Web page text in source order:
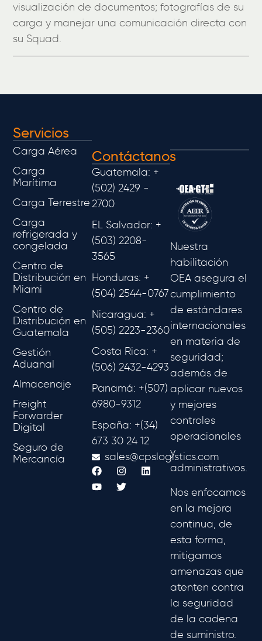
visualización de documentos; fotografías de su
carga y manejar una comunicación directa con
su Squad.
Servicios
Carga Aérea
Carga
Marítima
Carga Terrestre
Carga
refrigerada y
congelada
Centro de
Distribución en
Miami
Centro de
Distribución en
Guatemala
Gestión
Aduanal
Almacenaje
Freight
Forwarder
Digital
Seguro de
Mercancía
Contáctanos
Guatemala: +
(502) 2429 -
2700
EL Salvador: +
(503) 2208-
3565
Honduras: +
(504) 2544-0767
Nicaragua: +
(505) 2223-2360
Costa Rica: +
(506) 2432-4293
Panamá: +(507)
6980-9312
España: +(34)
673 30 24 12
sales@cpslogistics.com
Nuestra
habilitación
OEA asegura el
cumplimiento
de estándares
internacionales
en materia de
seguridad;
además de
aplicar nuevos
y mejores
controles
operacionales
y
administrativos.
Nos enfocamos
en la mejora
continua, de
esta forma,
mitigamos
amenazas que
atenten contra
la seguridad
de la cadena
de suministro.